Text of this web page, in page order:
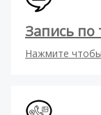
Запись по
Нажмите